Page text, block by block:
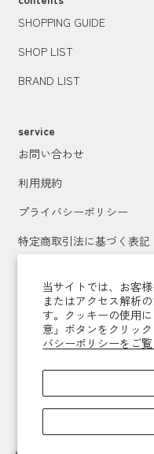
当サイトでは、お客
またはアクセス解析
す。クッキーの使用
意」ボタンをクリッ
バシーポリシーをご覧
SHOPPING GUIDE
SHOP LIST
BRAND LIST
service
お問い合わせ
利用規約
プライバシーポリシー
特定商取引法に基づく表記
メールマガジン登録